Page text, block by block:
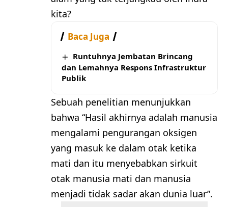
kita?
Baca Juga
Runtuhnya Jembatan Brincang
dan Lemahnya Respons Infrastruktur
Publik
Sebuah penelitian menunjukkan
bahwa “Hasil akhirnya adalah manusia
mengalami pengurangan oksigen
yang masuk ke dalam otak ketika
mati dan itu menyebabkan sirkuit
otak manusia mati dan manusia
menjadi tidak sadar akan dunia luar”.